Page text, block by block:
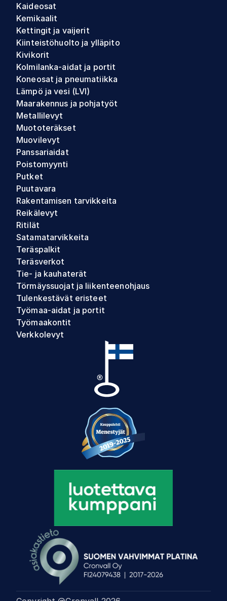
Kaideosat
Kemikaalit
Kettingit ja vaijerit
Kiinteistöhuolto ja ylläpito
Kivikorit
Kolmilanka-aidat ja portit
Koneosat ja pneumatiikka
Lämpö ja vesi (LVI)
Maarakennus ja pohjatyöt
Metallilevyt
Muototeräkset
Muovilevyt
Panssariaidat
Poistomyynti
Putket
Puutavara
Rakentamisen tarvikkeita
Reikälevyt
Ritilät
Satamatarvikkeita
Teräspalkit
Teräsverkot
Tie- ja kauhaterät
Törmäyssuojat ja liikenteenohjaus
Tulenkestävät eristeet
Työmaa-aidat ja portit
Työmaakontit
Verkkolevyt